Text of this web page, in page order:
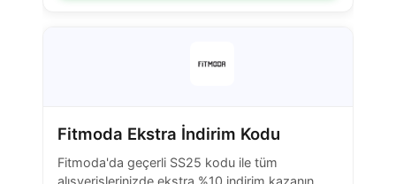
Fitmoda Ekstra İndirim Kodu
Fitmoda'da geçerli SS25 kodu ile tüm
alışverişlerinizde ekstra %10 indirim kazanın.